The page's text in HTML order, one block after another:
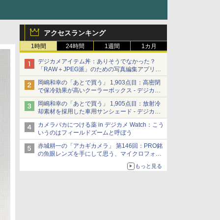
アクセスランキング
1時間 24時間 1週間 1カ月
デジカメアイテム丼：ありそうでなかった？
「RAW＋JPEG派」のための写真編集アプリ
カメラデフォルトのJPEGを大切にする
「Filmator」
岡嶋和幸の「あとで買う」 1,903点目：高密閉
で保冷効果が高いクーラーボックス - デジカメ
Watch
岡嶋和幸の「あとで買う」 1,905点目：放射冷
却素材を採用した車用サンシェード - デジカメ
Watch
カメラバカにつける薬 in デジカメ Watch：こう
いうのはフィールドズームと呼ぼう
赤城耕一の「アカギカメラ」 第146回：PRO銘
の魚眼レンズを手にして思う、マイクロフォー
もっと見る